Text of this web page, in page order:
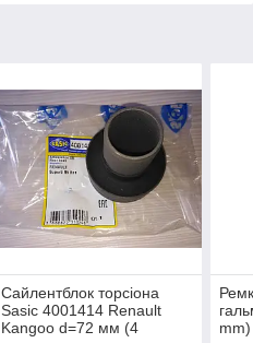
Сайлентблок торсіона
Sasic 4001414 Renault
Kangoo d=72 мм (4